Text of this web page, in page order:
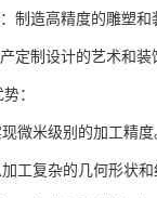
造高精度的雕塑和
制设计的艺术和装
：
微米级别的加工精度
工复杂的几何形状和